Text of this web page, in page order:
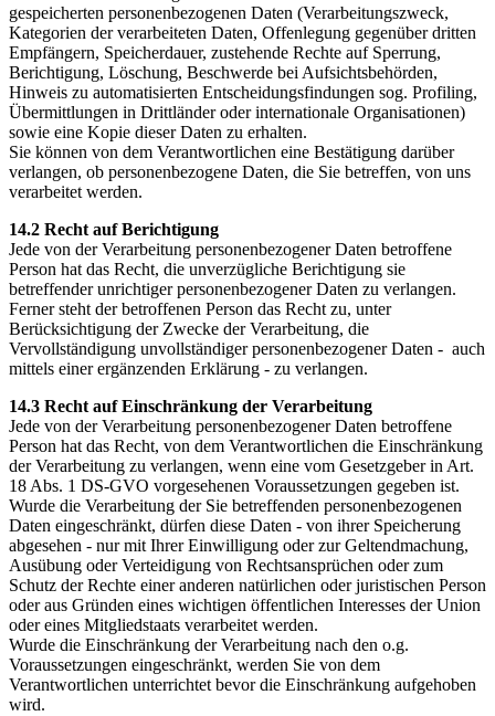
gespeicherten personenbezogenen Daten (Verarbeitungszweck,
Kategorien der verarbeiteten Daten, Offenlegung gegenüber dritten
Empfängern, Speicherdauer, zustehende Rechte auf Sperrung,
Berichtigung, Löschung, Beschwerde bei Aufsichtsbehörden,
Hinweis zu automatisierten Entscheidungsfindungen sog. Profiling,
Übermittlungen in Drittländer oder internationale Organisationen)
sowie eine Kopie dieser Daten zu erhalten.
Sie können von dem Verantwortlichen eine Bestätigung darüber
verlangen, ob personenbezogene Daten, die Sie betreffen, von uns
verarbeitet werden.
14.2 Recht auf Berichtigung
Jede von der Verarbeitung personenbezogener Daten betroffene
Person hat das Recht, die unverzügliche Berichtigung sie
betreffender unrichtiger personenbezogener Daten zu verlangen.
Ferner steht der betroffenen Person das Recht zu, unter
Berücksichtigung der Zwecke der Verarbeitung, die
Vervollständigung unvollständiger personenbezogener Daten - auch
mittels einer ergänzenden Erklärung - zu verlangen.
14.3 Recht auf Einschränkung der Verarbeitung
Jede von der Verarbeitung personenbezogener Daten betroffene
Person hat das Recht, von dem Verantwortlichen die Einschränkung
der Verarbeitung zu verlangen, wenn eine vom Gesetzgeber in Art.
18 Abs. 1 DS-GVO vorgesehenen Voraussetzungen gegeben ist.
Wurde die Verarbeitung der Sie betreffenden personenbezogenen
Daten eingeschränkt, dürfen diese Daten - von ihrer Speicherung
abgesehen - nur mit Ihrer Einwilligung oder zur Geltendmachung,
Ausübung oder Verteidigung von Rechtsansprüchen oder zum
Schutz der Rechte einer anderen natürlichen oder juristischen Person
oder aus Gründen eines wichtigen öffentlichen Interesses der Union
oder eines Mitgliedstaats verarbeitet werden.
Wurde die Einschränkung der Verarbeitung nach den o.g.
Voraussetzungen eingeschränkt, werden Sie von dem
Verantwortlichen unterrichtet bevor die Einschränkung aufgehoben
wird.